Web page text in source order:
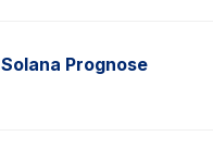
Solana Prognose